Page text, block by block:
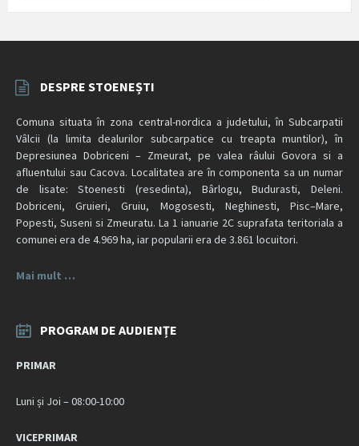
DESPRE STOENEȘTI
Comuna situata în zona central-nordica a judetului, în Subcarpatii
Vâlcii (la limita dealurilor subcarpatice cu treapta muntilor), în
Depresiunea Dobriceni – Zmeurat, pe valea râului Govora si a
afluentului sau Cacova. Localitatea are în componenta sa un numar
de lisate: Stoenesti (resedinta), Bârlogu, Budurasti, Deleni.
Dobriceni, Gruieri, Gruiu, Mogosesti, Neghinesti, Pisc–Mare,
Popesti, Suseni si Zmeuratu. La 1 ianuarie 2C suprafata teritoriala a
comunei era de 4.969 ha, iar popularii era de 3.861 locuitori.
Mai mult …
PROGRAM DE AUDIENȚE
PRIMAR
Luni și Joi – 08:00-10:00
VICEPRIMAR